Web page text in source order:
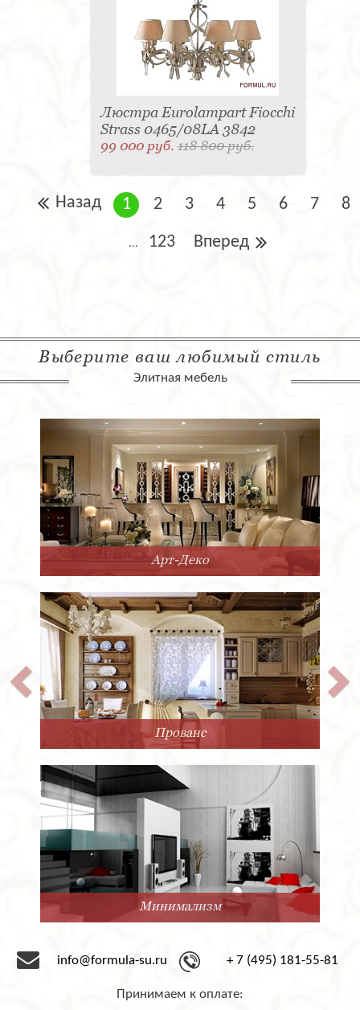
Люстра Eurolampart Fiocchi
Strass 0465/08LA 3842
99 000 руб.118 800 руб.
Назад 1 2 3 4 5 6 7 8
... 123 Вперед
Выберите ваш любимый стиль
Элитная мебель
Арт-Деко
Прованс
Минимализм
info@formula-su.ru + 7 (495) 181-55-81
Принимаем к оплате: